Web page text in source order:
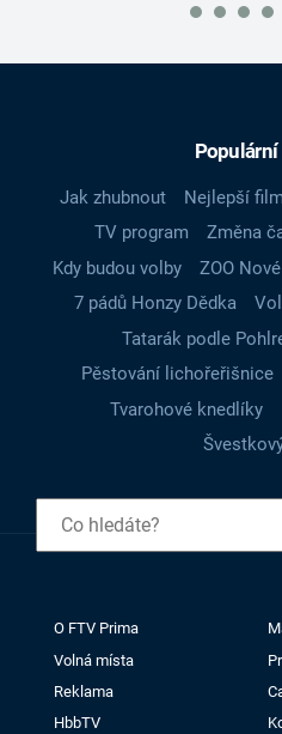
Jak zhubnout Nejlepší
TV program
Změna
Kdy budou volby
ZOO
7 pádů Honzy Dědka
Tatarák podle
Pěstování lichořeřišnice
Tvarohové knedlíky
O FTV Prima
Volná místa
Reklama
HbbTV